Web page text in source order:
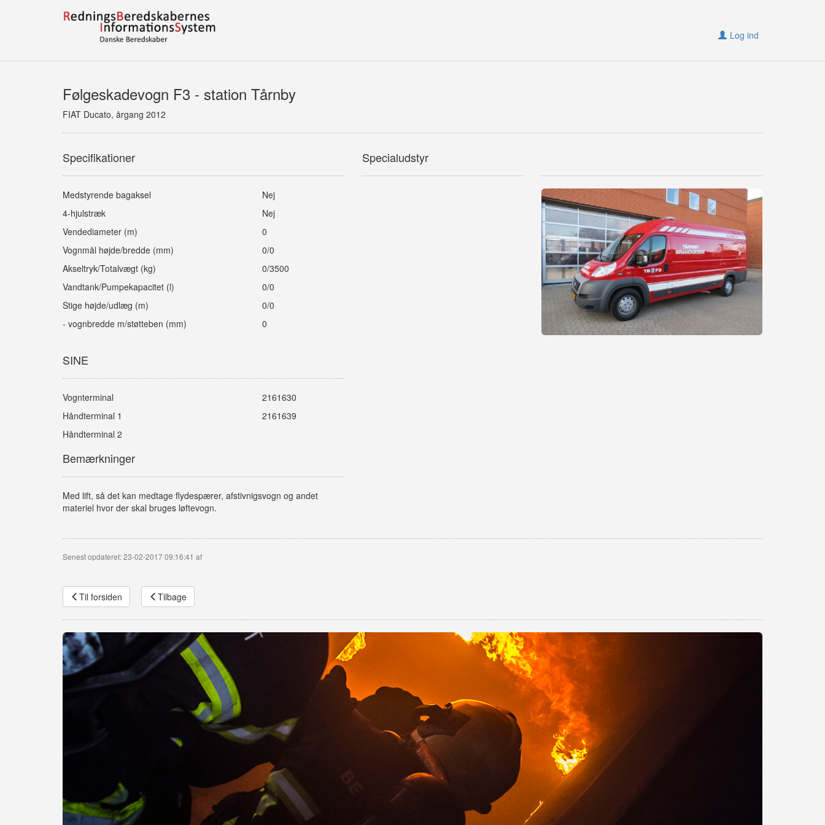
Log ind
Følgeskadevogn F3 - station Tårnby
FIAT Ducato, årgang 2012
Specifikationer
Medstyrende bagaksel
4-hjulstræk
Vendediameter (m)
Vognmål højde/bredde (mm)
Akseltryk/Totalvægt (kg)
Vandtank/Pumpekapacitet (l)
Stige højde/udlæg (m)
- vognbredde m/støtteben (mm)
Nej
Nej
0
0/0
0/3500
0/0
0/0
0
SINE
Vognterminal
Håndterminal 1
Håndterminal 2
2161630
2161639
Bemærkninger
Med lift, så det kan medtage flydespærer, afstivnigsvogn og andet
materiel hvor der skal bruges løftevogn.
Specialudstyr
Senest opdateret: 23-02-2017 09:16:41 af
Til forsiden Tilbage